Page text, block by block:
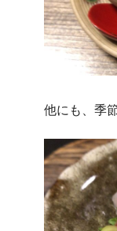
他にも、季